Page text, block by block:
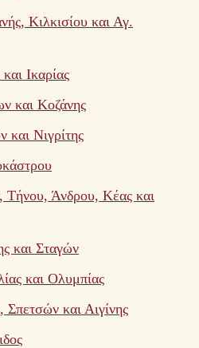
Κιλκισίου και Αγ.
Ικαρίας
και Κοζάνης
και Νιγρίτης
Τήνου, Άνδρου, Κέας και
και Σταγών
και Ολυμπίας
και Αιγίνης